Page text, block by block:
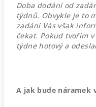
Doba dodání od
týdnů. Obvykle je to
zadání Vás však
čekat. Pokud tvořím
týdne hotový a
A jak bude náramek